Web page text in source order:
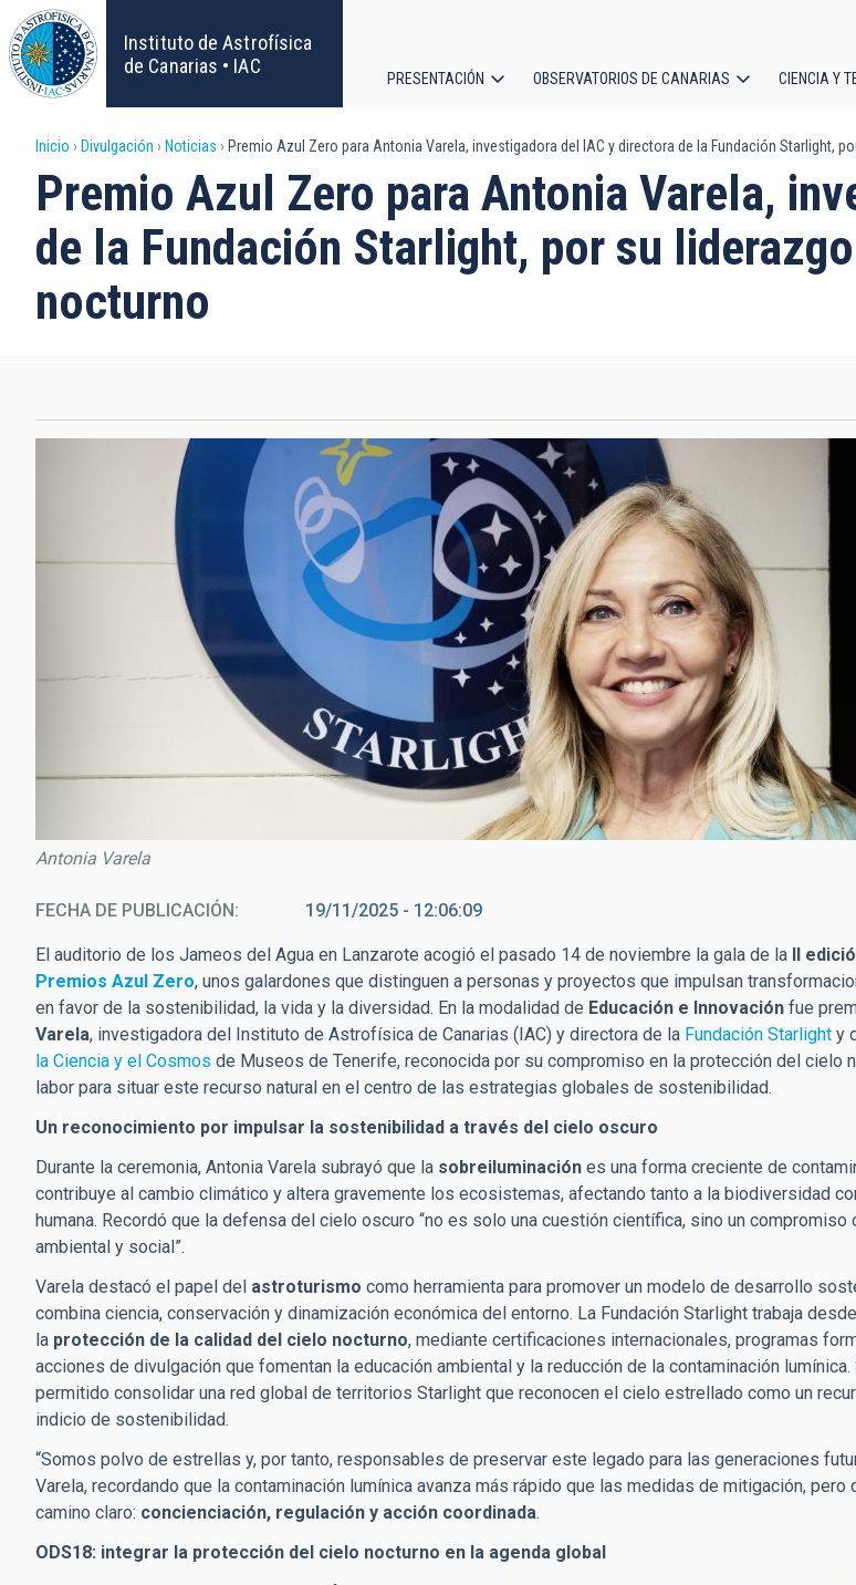
Pasar
al
contenido
principal
Instituto de Astrofísica
de Canarias • IAC
principal
PRESENTACIÓN OBSERVATORIOS DE CANARIAS CIENCIA Y
Sobrescribir
enlaces
de
ayuda
la
navegación
Inicio Divulgación Noticias Premio Azul Zero para Antonia Varela, investigadora del IAC y directora de la Fundación Starlight,
Premio Azul Zero para Antonia Varela,
de la Fundación Starlight, por su
nocturno
Antonia Varela
FECHA DE PUBLICACIÓN 19/11/2025 - 12:06:09
El auditorio de los Jameos del Agua en Lanzarote acogió el pasado 14 de noviembre la gala de la II
Premios Azul Zero, unos galardones que distinguen a personas y proyectos que impulsan
en favor de la sostenibilidad, la vida y la diversidad. En la modalidad de Educación e Innovación fue
Varela, investigadora del Instituto de Astrofísica de Canarias (IAC) y directora de la Fundación Starlight y
la Ciencia y el Cosmos de Museos de Tenerife, reconocida por su compromiso en la protección del cielo
labor para situar este recurso natural en el centro de las estrategias globales de sostenibilidad.
Un reconocimiento por impulsar la sostenibilidad a través del cielo oscuro
Durante la ceremonia, Antonia Varela subrayó que la sobreiluminación es una forma creciente de
contribuye al cambio climático y altera gravemente los ecosistemas, afectando tanto a la biodiversidad
humana. Recordó que la defensa del cielo oscuro “no es solo una cuestión científica, sino un compromiso
ambiental y social”.
Varela destacó el papel del astroturismo como herramienta para promover un modelo de desarrollo
combina ciencia, conservación y dinamización económica del entorno. La Fundación Starlight trabaja
la protección de la calidad del cielo nocturno, mediante certificaciones internacionales, programas
acciones de divulgación que fomentan la educación ambiental y la reducción de la contaminación lumínica.
permitido consolidar una red global de territorios Starlight que reconocen el cielo estrellado como un
indicio de sostenibilidad.
“Somos polvo de estrellas y, por tanto, responsables de preservar este legado para las generaciones
Varela, recordando que la contaminación lumínica avanza más rápido que las medidas de mitigación, pero
camino claro: concienciación, regulación y acción coordinada.
ODS18: integrar la protección del cielo nocturno en la agenda global